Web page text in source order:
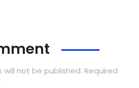
will not be published. Required